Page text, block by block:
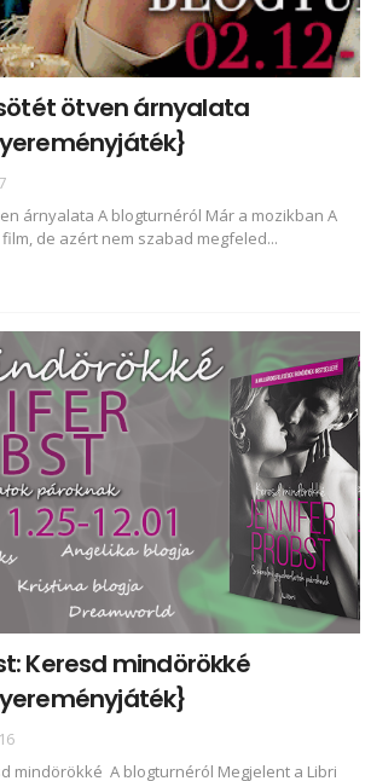
sötét ötven árnyalata
árnyalata A blogturnéról Már a mozikban A
de azért nem szabad megfeled...
Keresd ​mindörökké
​mindörökké A blogturnéról Megjelent a Libri